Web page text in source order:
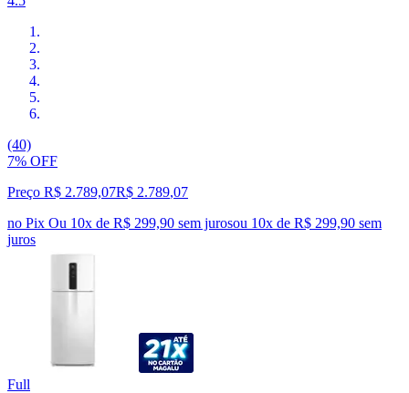
(40)
7% OFF
Preço R$ 2.789,07R$ 2.789,07
no Pix Ou 10x de R$ 299,90 sem jurosou 10x de R$ 299,90 sem
juros
Full